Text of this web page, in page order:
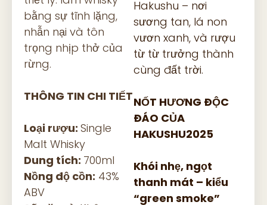
bằng sự tĩnh lặng,
nhẫn nại và tôn
trọng nhịp thở của
rừng.
THÔNG TIN CHI TIẾT
Loại rượu: Single
Malt Whisky
Dung tích: 700ml
Nồng độ cồn: 43%
ABV
Hakushu – nơi
sương tan, lá non
vươn xanh, và rượu
từ từ trưởng thành
cùng đất trời.
NỐT HƯƠNG ĐỘC
ĐÁO CỦA
HAKUSHU2025
Khói nhẹ, ngọt
thanh mát – kiểu
“green smoke”